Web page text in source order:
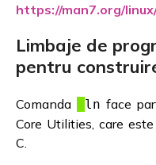
https://man7.org/
Limbaje de
pentru
Comanda ln face
Core Utilities, care
C.